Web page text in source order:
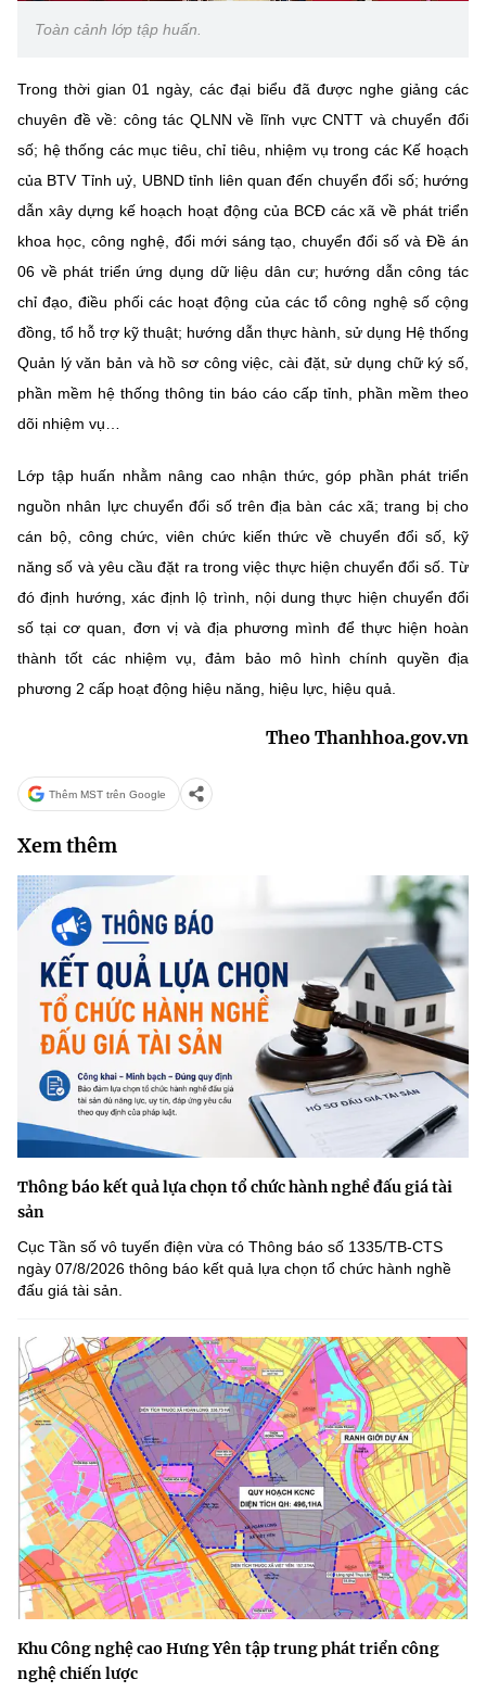
Cơ quan chủ quản: Bộ Khoa học và Công nghệ (MST)
Giám đốc Trung tâm Truyền thông Khoa học và Công nghệ.
Liên hệ
Địa chỉ: Ban Biên tập Cổng TTĐT - 18 Nguyễn Du, TP. Hà Nội
Email: stc@mst.gov.vn
©2026 Bản quyền thuộc Bộ Khoa Học và Công Nghệ
(Ghi rõ nguồn "https://mst.gov.vn" khi phát hành lại thông tin từ
Toàn cảnh lớp tập huấn.
Trong thời gian 01 ngày, các đại biểu đã được nghe giảng các
chuyên đề về: công tác QLNN về lĩnh vực CNTT và chuyển đổi
số; hệ thống các mục tiêu, chỉ tiêu, nhiệm vụ trong các Kế hoạch
của BTV Tỉnh uỷ, UBND tỉnh liên quan đến chuyển đổi số; hướng
dẫn xây dựng kế hoạch hoạt động của BCĐ các xã về phát triển
khoa học, công nghệ, đổi mới sáng tạo, chuyển đổi số và Đề án
06 về phát triển ứng dụng dữ liệu dân cư; hướng dẫn công tác
chỉ đạo, điều phối các hoạt động của các tổ công nghệ số cộng
đồng, tổ hỗ trợ kỹ thuật; hướng dẫn thực hành, sử dụng Hệ thống
Quản lý văn bản và hồ sơ công việc, cài đặt, sử dụng chữ ký số,
phần mềm hệ thống thông tin báo cáo cấp tỉnh, phần mềm theo
dõi nhiệm vụ…
Lớp tập huấn nhằm nâng cao nhận thức, góp phần phát triển
nguồn nhân lực chuyển đổi số trên địa bàn các xã; trang bị cho
cán bộ, công chức, viên chức kiến thức về chuyển đổi số, kỹ
năng số và yêu cầu đặt ra trong việc thực hiện chuyển đổi số. Từ
đó định hướng, xác định lộ trình, nội dung thực hiện chuyển đổi
số tại cơ quan, đơn vị và địa phương mình để thực hiện hoàn
thành tốt các nhiệm vụ, đảm bảo mô hình chính quyền địa
phương 2 cấp hoạt động hiệu năng, hiệu lực, hiệu quả.
Theo Thanhhoa.gov.vn
Thêm MST trên Google
Xem thêm
Thông báo kết quả lựa chọn tổ chức hành nghề đấu giá tài
sản
Cục Tần số vô tuyến điện vừa có Thông báo số 1335/TB-CTS
ngày 07/8/2026 thông báo kết quả lựa chọn tổ chức hành nghề
đấu giá tài sản.
Khu Công nghệ cao Hưng Yên tập trung phát triển công
nghệ chiến lược